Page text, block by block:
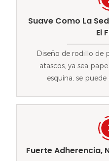
Suave Como La
El
Diseño de rodillo de
atascos, ya sea
esquina, se
Fuerte Adherencia,